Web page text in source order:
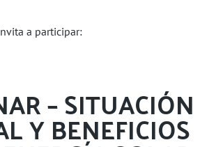
a participar:
– SITUACIÓN
Y BENEFICIOS